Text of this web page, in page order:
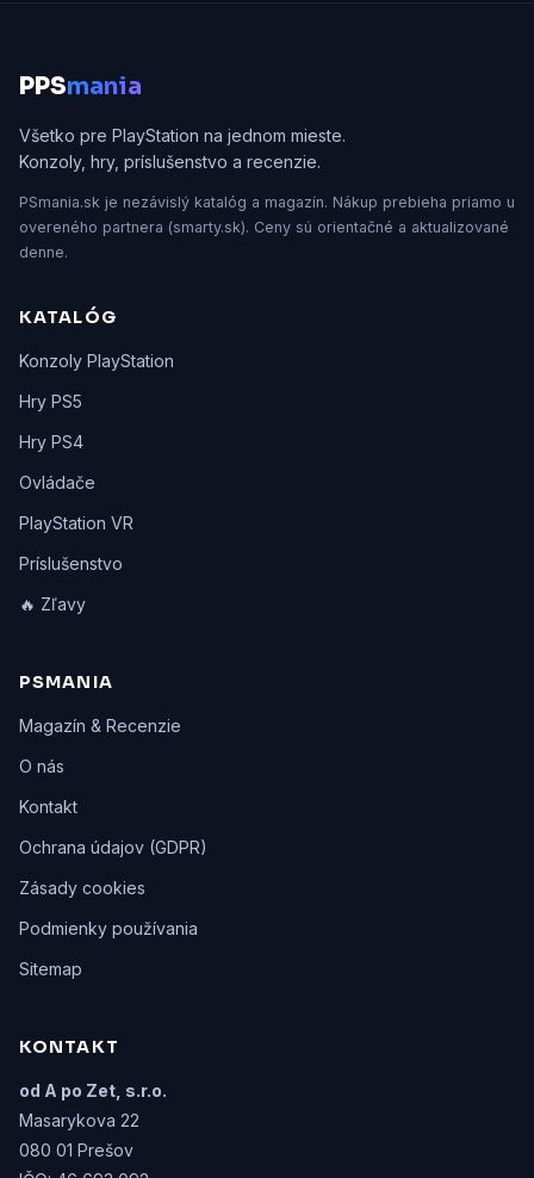
PPSmania
Všetko pre PlayStation na jednom mieste.
Konzoly, hry, príslušenstvo a recenzie.
PSmania.sk je nezávislý katalóg a magazín. Nákup prebieha priamo u
overeného partnera (smarty.sk). Ceny sú orientačné a aktualizované
denne.
KATALÓG
Konzoly PlayStation
Hry PS5
Hry PS4
Ovládače
PlayStation VR
Príslušenstvo
🔥 Zľavy
PSMANIA
Magazín & Recenzie
O nás
Kontakt
Ochrana údajov (GDPR)
Zásady cookies
Podmienky používania
Sitemap
KONTAKT
od A po Zet, s.r.o.
Masarykova 22
080 01 Prešov